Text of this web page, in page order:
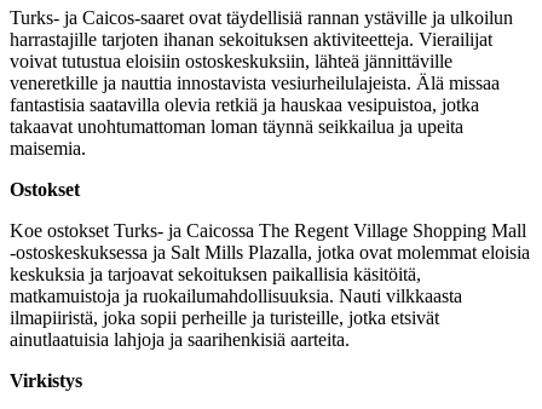
Turks- ja Caicos-saaret ovat täydellisiä rannan ystäville ja ulkoilun
harrastajille tarjoten ihanan sekoituksen aktiviteetteja. Vierailijat
voivat tutustua eloisiin ostoskeskuksiin, lähteä jännittäville
veneretkille ja nauttia innostavista vesiurheilulajeista. Älä missaa
fantastisia saatavilla olevia retkiä ja hauskaa vesipuistoa, jotka
takaavat unohtumattoman loman täynnä seikkailua ja upeita
maisemia.
Ostokset
Koe ostokset Turks- ja Caicossa The Regent Village Shopping Mall
-ostoskeskuksessa ja Salt Mills Plazalla, jotka ovat molemmat eloisia
keskuksia ja tarjoavat sekoituksen paikallisia käsitöitä,
matkamuistoja ja ruokailumahdollisuuksia. Nauti vilkkaasta
ilmapiiristä, joka sopii perheille ja turisteille, jotka etsivät
ainutlaatuisia lahjoja ja saarihenkisiä aarteita.
Virkistys